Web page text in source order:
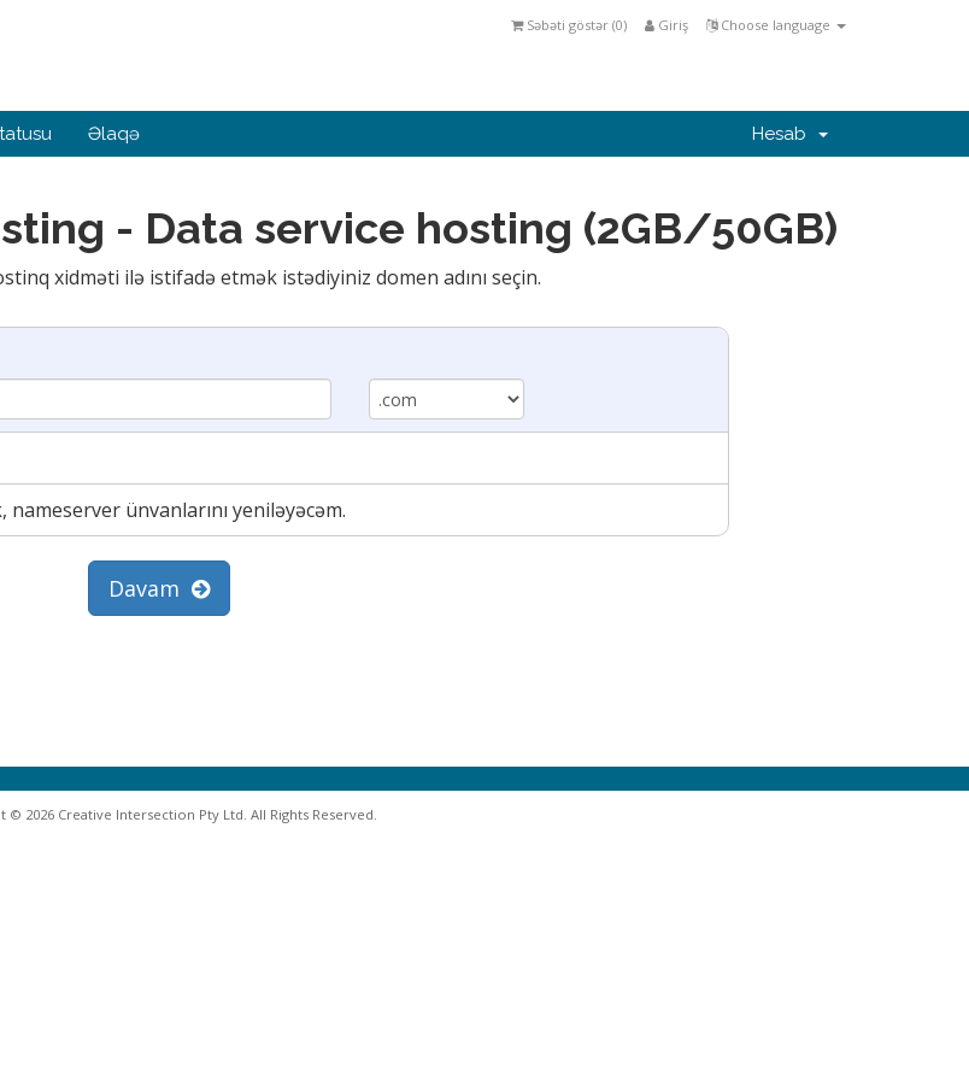
Choose language
Giriş
Səbəti göstər (0)
Əlaqə Hesab
- Data service hosting (2GB/50GB)
xidməti ilə istifadə etmək istədiyiniz domen adını seçin.
ünvanlarını yeniləyəcəm.
Davam
© 2026 Creative Intersection Pty Ltd. All Rights Reserved.